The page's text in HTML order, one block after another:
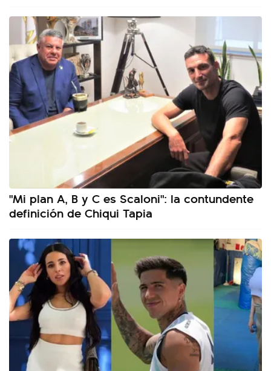
"Mi plan A, B y C es Scaloni": la contundente
definición de Chiqui Tapia